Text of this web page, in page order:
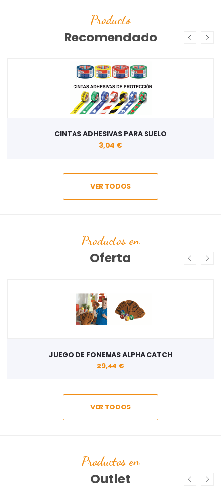
Producto
Recomendado
CINTAS ADHESIVAS PARA SUELO
3,04 €
VER TODOS
Productos en
Oferta
JUEGO DE FONEMAS ALPHA CATCH
29,44 €
VER TODOS
Productos en
Outlet